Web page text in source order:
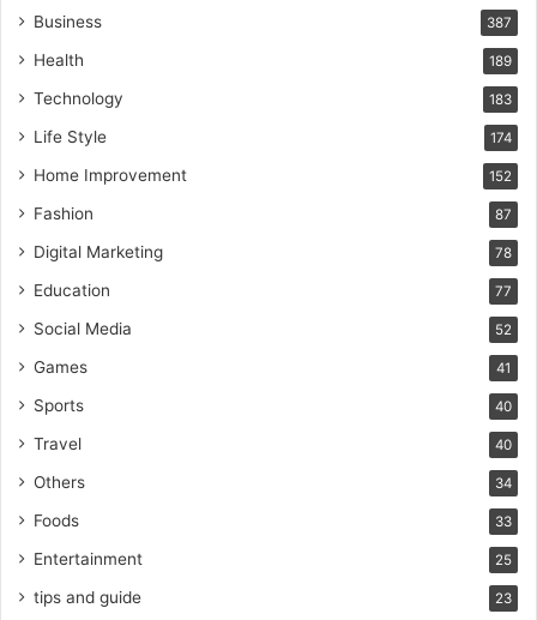
Business 387
Health 189
Technology 183
Life Style 174
Home Improvement 152
Fashion 87
Digital Marketing 78
Education 77
Social Media 52
Games 41
Sports 40
Travel 40
Others 34
Foods 33
Entertainment 25
tips and guide 23